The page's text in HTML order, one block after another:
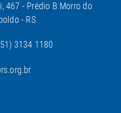
467 - Prédio B Morro do
- RS
3134 1180